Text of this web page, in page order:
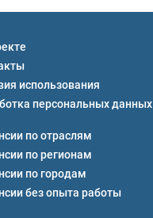
использования
персональных данных
по отраслям
по регионам
по городам
без опыта работы